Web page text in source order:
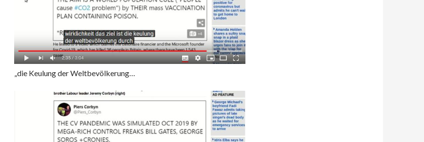
„die Keulung der Weltbevölkerung…